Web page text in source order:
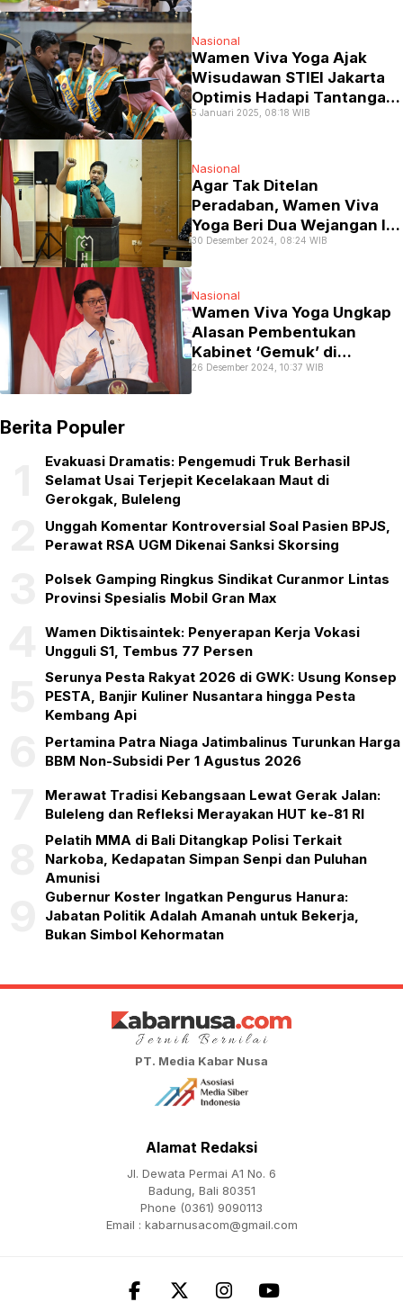
Nasional
Wamen Viva Yoga Ajak
Wisudawan STIEI Jakarta
Optimis Hadapi Tantangan
Masa Depan
5 Januari 2025, 08:18 WIB
Nasional
Agar Tak Ditelan
Peradaban, Wamen Viva
Yoga Beri Dua Wejangan Ini
ke HMI
30 Desember 2024, 08:24 WIB
Nasional
Wamen Viva Yoga Ungkap
Alasan Pembentukan
Kabinet ‘Gemuk’ di
Pemerintahan Prabowo
26 Desember 2024, 10:37 WIB
Berita Populer
Evakuasi Dramatis: Pengemudi Truk Berhasil
Selamat Usai Terjepit Kecelakaan Maut di
Gerokgak, Buleleng
Unggah Komentar Kontroversial Soal Pasien BPJS,
Perawat RSA UGM Dikenai Sanksi Skorsing
Polsek Gamping Ringkus Sindikat Curanmor Lintas
Provinsi Spesialis Mobil Gran Max
Wamen Diktisaintek: Penyerapan Kerja Vokasi
Ungguli S1, Tembus 77 Persen
Serunya Pesta Rakyat 2026 di GWK: Usung Konsep
PESTA, Banjir Kuliner Nusantara hingga Pesta
Kembang Api
Pertamina Patra Niaga Jatimbalinus Turunkan Harga
BBM Non-Subsidi Per 1 Agustus 2026
Merawat Tradisi Kebangsaan Lewat Gerak Jalan:
Buleleng dan Refleksi Merayakan HUT ke-81 RI
Pelatih MMA di Bali Ditangkap Polisi Terkait
Narkoba, Kedapatan Simpan Senpi dan Puluhan
Amunisi
Gubernur Koster Ingatkan Pengurus Hanura:
Jabatan Politik Adalah Amanah untuk Bekerja,
Bukan Simbol Kehormatan
PT. Media Kabar Nusa
Alamat Redaksi
Jl. Dewata Permai A1 No. 6
Badung, Bali 80351
Phone (0361) 9090113
Email : kabarnusacom@gmail.com